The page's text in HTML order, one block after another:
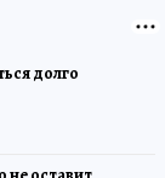
долго